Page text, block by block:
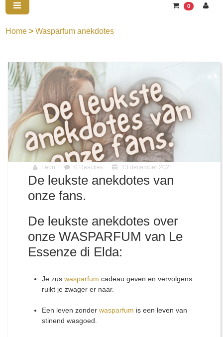
0
Home > Wasparfum anekdotes
Leon 0 Reacties 13 december 2021
De leukste anekdotes van
onze fans.
De leukste anekdotes over
onze WASPARFUM van Le
Essenze di Elda:
Je zus wasparfum cadeau geven en vervolgens
ruikt je zwager er naar.
Een leven zonder wasparfum is een leven van
stinend wasgoed.